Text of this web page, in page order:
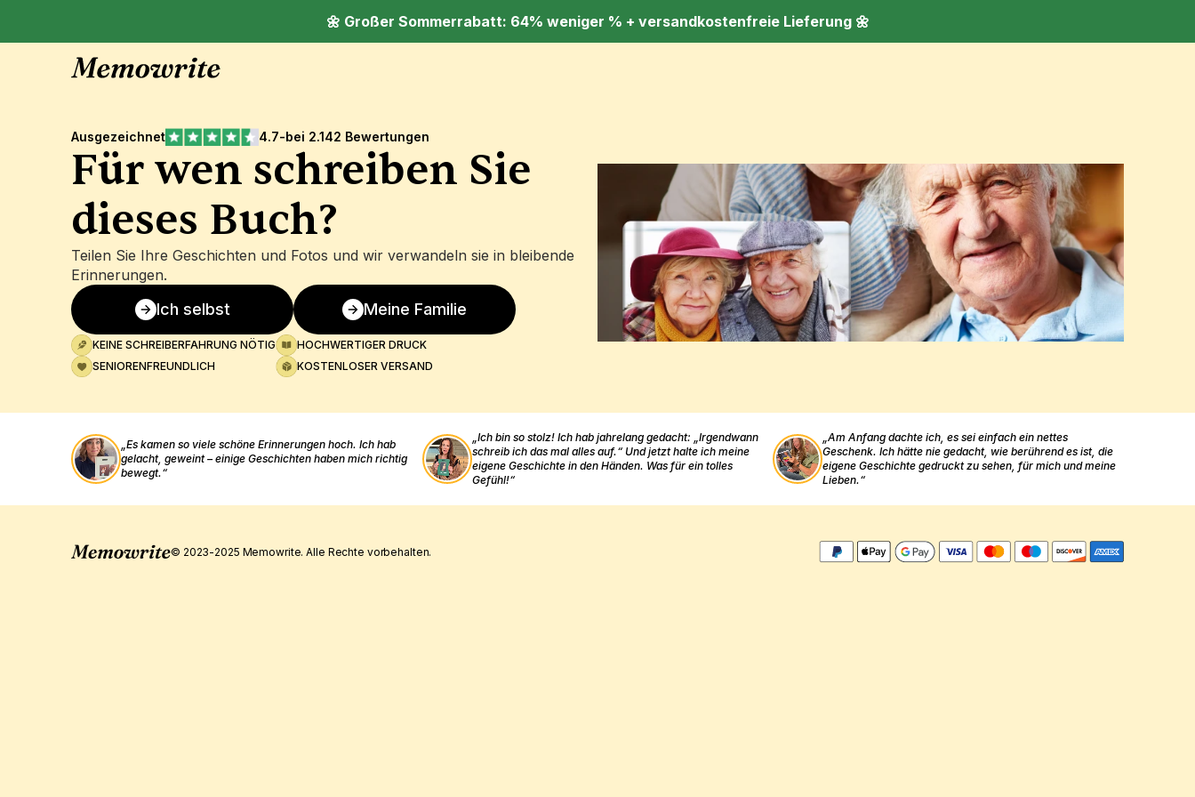
🌼 Großer Sommerrabatt: 64% weniger % + versandkostenfreie Lieferung 🌼
Ausgezeichnet 4.7-bei 2.142 Bewertungen
Für wen schreiben Sie
dieses Buch?
Teilen Sie Ihre Geschichten und Fotos und wir verwandeln sie in bleibende
Erinnerungen.
Ich selbst Meine Familie
KEINE SCHREIBERFAHRUNG NÖTIG
SENIORENFREUNDLICH
HOCHWERTIGER DRUCK
KOSTENLOSER VERSAND
„Es kamen so viele schöne Erinnerungen hoch. Ich hab
gelacht, geweint – einige Geschichten haben mich richtig
bewegt.“
„Ich bin so stolz! Ich hab jahrelang gedacht: „Irgendwann
schreib ich das mal alles auf.“ Und jetzt halte ich meine
eigene Geschichte in den Händen. Was für ein tolles
Gefühl!“
„Am Anfang dachte ich, es sei einfach ein nettes
Geschenk. Ich hätte nie gedacht, wie berührend es ist, die
eigene Geschichte gedruckt zu sehen, für mich und meine
Lieben.“
© 2023-2025 Memowrite. Alle Rechte vorbehalten.